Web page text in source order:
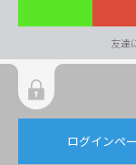
友達
ログインペ